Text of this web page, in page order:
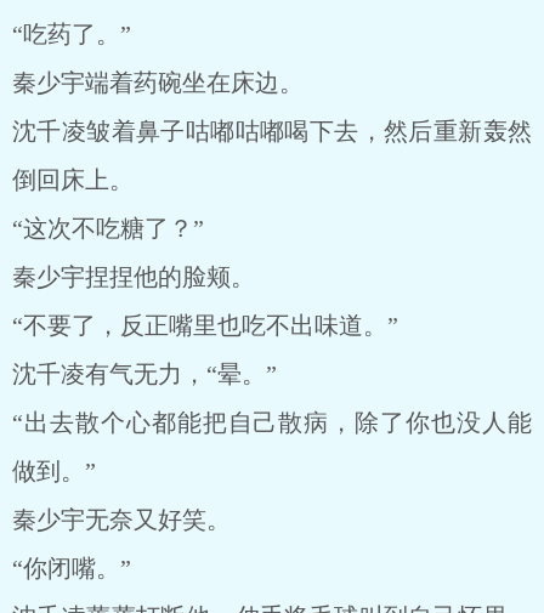
“吃药了。”
秦少宇端着药碗坐在床边。
沈千凌皱着鼻子咕嘟咕嘟喝下去，然后重新轰然
倒回床上。
“这次不吃糖了？”
秦少宇捏捏他的脸颊。
“不要了，反正嘴里也吃不出味道。”
沈千凌有气无力，“晕。”
“出去散个心都能把自己散病，除了你也没人能
做到。”
秦少宇无奈又好笑。
“你闭嘴。”